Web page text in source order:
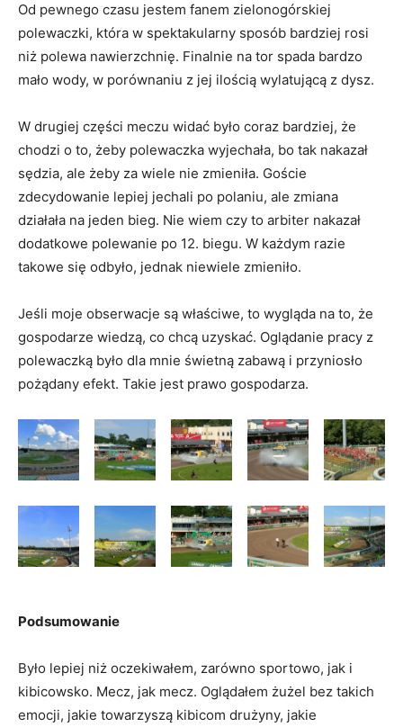
Od pewnego czasu jestem fanem zielonogórskiej
polewaczki, która w spektakularny sposób bardziej rosi
niż polewa nawierzchnię. Finalnie na tor spada bardzo
mało wody, w porównaniu z jej ilością wylatującą z dysz.
W drugiej części meczu widać było coraz bardziej, że
chodzi o to, żeby polewaczka wyjechała, bo tak nakazał
sędzia, ale żeby za wiele nie zmieniła. Goście
zdecydowanie lepiej jechali po polaniu, ale zmiana
działała na jeden bieg. Nie wiem czy to arbiter nakazał
dodatkowe polewanie po 12. biegu. W każdym razie
takowe się odbyło, jednak niewiele zmieniło.
Jeśli moje obserwacje są właściwe, to wygląda na to, że
gospodarze wiedzą, co chcą uzyskać. Oglądanie pracy z
polewaczką było dla mnie świetną zabawą i przyniosło
pożądany efekt. Takie jest prawo gospodarza.
Podsumowanie
Było lepiej niż oczekiwałem, zarówno sportowo, jak i
kibicowsko. Mecz, jak mecz. Oglądałem żużel bez takich
emocji, jakie towarzyszą kibicom drużyny, jakie